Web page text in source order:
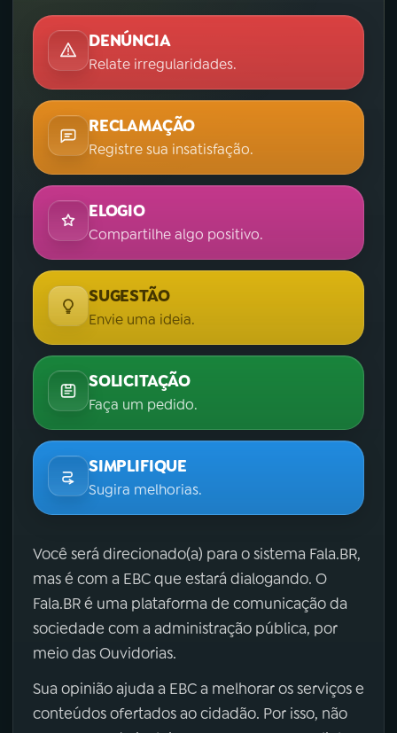
DENÚNCIA
Relate irregularidades.
RECLAMAÇÃO
Registre sua insatisfação.
ELOGIO
Compartilhe algo positivo.
SUGESTÃO
Envie uma ideia.
SOLICITAÇÃO
Faça um pedido.
SIMPLIFIQUE
Sugira melhorias.
Você será direcionado(a) para o sistema Fala.BR,
mas é com a EBC que estará dialogando. O
Fala.BR é uma plataforma de comunicação da
sociedade com a administração pública, por
meio das Ouvidorias.
Sua opinião ajuda a EBC a melhorar os serviços e
conteúdos ofertados ao cidadão. Por isso, não